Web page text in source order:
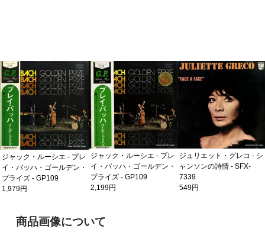
ジャック・ルーシエ - プレ
イ・バッハ・ゴールデン・
プライズ - GP109
1,979円
ジャック・ルーシエ - プレ
イ・バッハ・ゴールデン・
プライズ - GP109
2,199円
ジュリエット・グレコ - シ
ャンソンの詩情 - SFX-
7339
549円
ご購入前の注意事項
商品画像について